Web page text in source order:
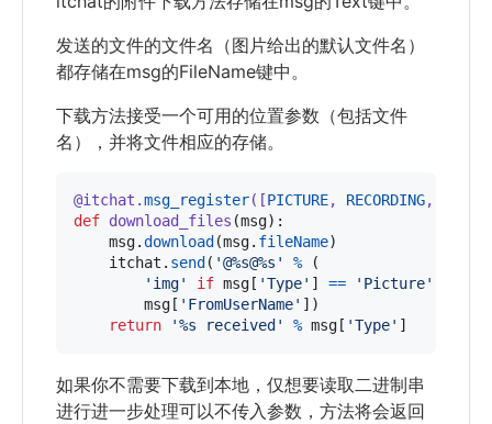
发送的文件的文件名（图片给出的默认文件名）
都存储在msg的FileName键中。
下载方法接受一个可用的位置参数（包括文件
名），并将文件相应的存储。
@itchat .msg_register([PICTURE, RECORDING,
def download_files (msg):
msg.download (msg. fileName)
itchat . send ( '@%s@%s' % (
'img'
if msg [ 'Type' ] == 'Picture'
msg [ 'FromUserName' ])
return
'%s received' % msg [ 'Type' ]
如果你不需要下载到本地，仅想要读取二进制串
进行进一步处理可以不传入参数，方法将会返回